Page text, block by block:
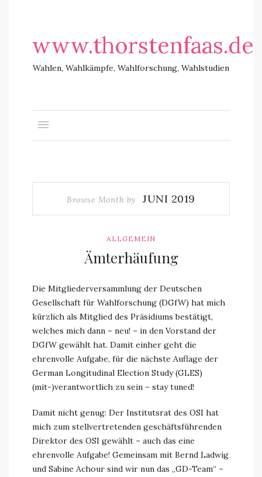
www.thorstenfaas.de
Wahlen, Wahlkämpfe, Wahlforschung, Wahlstudien
Browse Month by JUNI 2019
ALLGEMEIN
Ämterhäufung
Die Mitgliederversammlung der Deutschen
Gesellschaft für Wahlforschung (DGfW) hat mich
kürzlich als Mitglied des Präsidiums bestätigt,
welches mich dann – neu! – in den Vorstand der
DGfW gewählt hat. Damit einher geht die
ehrenvolle Aufgabe, für die nächste Auflage der
German Longitudinal Election Study (GLES)
(mit-)verantwortlich zu sein – stay tuned!
Damit nicht genug: Der Institutsrat des OSI hat
mich zum stellvertretenden geschäftsführenden
Direktor des OSI gewählt – auch das eine
ehrenvolle Aufgabe! Gemeinsam mit Bernd Ladwig
und Sabine Achour sind wir nun das „GD-Team“ –